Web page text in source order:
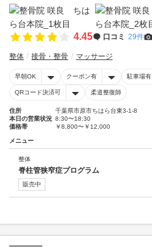
4.45 口コミ 29件
整体 接骨・整骨 マッサージ
早朝OK クーポン有 駐車場有
QRコード決済可 柔道整復師
住所
千葉県市原市ちはら台東3-1-8
本日の営業状況 8:30〜18:30
価格帯
￥8,800〜￥12,000
メニュー
整体
脊柱管狭窄症プログラム
販売中